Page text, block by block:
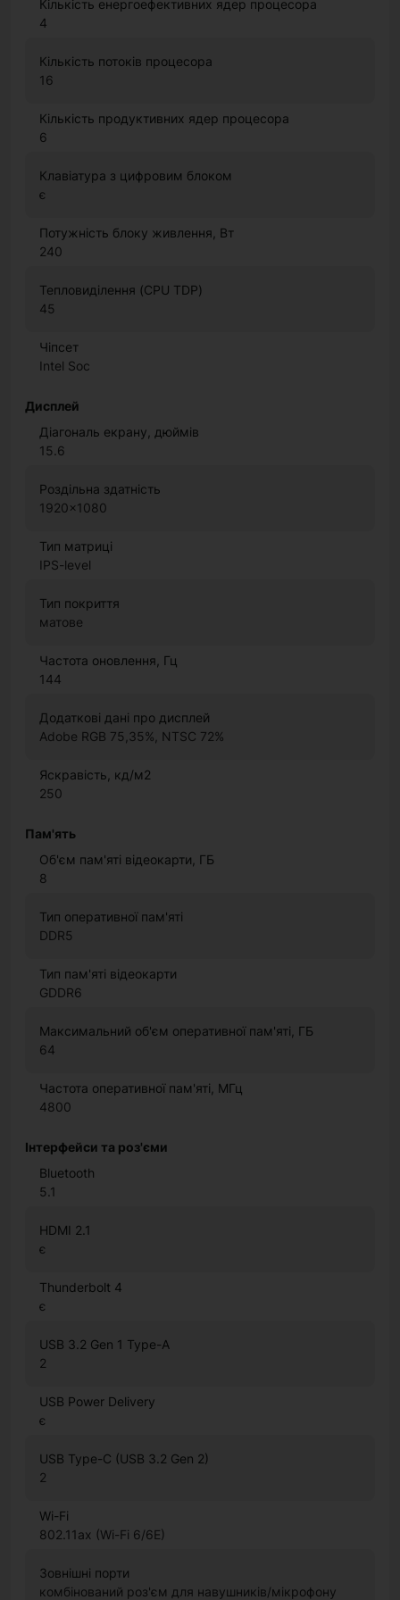
Кількість енергоефективних ядер процесора
4
Кількість потоків процесора
16
Кількість продуктивних ядер процесора
6
Клавіатура з цифровим блоком
є
Потужність блоку живлення, Вт
240
Тепловиділення (CPU TDP)
45
Чіпсет
Intel Soc
Дисплей
Діагональ екрану, дюймів
15.6
Роздільна здатність
1920x1080
Тип матриці
IPS-level
Тип покриття
матове
Частота оновлення, Гц
144
Додаткові дані про дисплей
Adobe RGB 75,35%, NTSC 72%
Яскравість, кд/м2
250
Пам'ять
Об'єм пам'яті відеокарти, ГБ
8
Тип оперативної пам'яті
DDR5
Тип пам'яті відеокарти
GDDR6
Максимальний об'єм оперативної пам'яті, ГБ
64
Частота оперативної пам'яті, МГц
4800
Інтерфейси та роз'єми
Bluetooth
5.1
HDMI 2.1
є
Thunderbolt 4
є
USB 3.2 Gen 1 Type-A
2
USB Power Delivery
є
USB Type-C (USB 3.2 Gen 2)
2
Wi-Fi
802.11ax (Wi-Fi 6/6E)
Зовнішні порти
комбінований роз'єм для навушників/мікрофону